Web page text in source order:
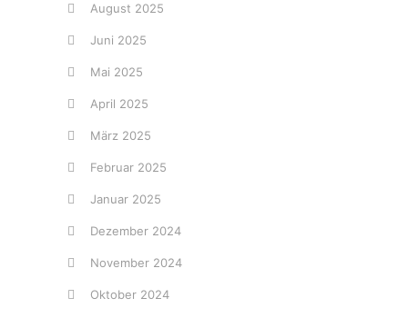
August 2025
Juni 2025
Mai 2025
April 2025
März 2025
Februar 2025
Januar 2025
Dezember 2024
November 2024
Oktober 2024